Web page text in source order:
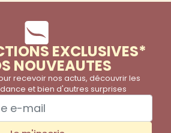
EXCLUSIVES*
NOUVEAUTES
recevoir nos actus, découvrir les
et bien d'autres surprises